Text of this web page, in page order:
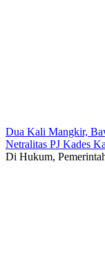
Dua Kali Mangkir,
Netralitas PJ Kades
Di Hukum,